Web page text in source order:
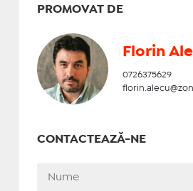
PROMOVAT DE
Florin
0726375629
CONTACTEAZĂ-NE